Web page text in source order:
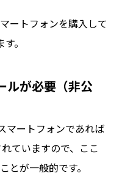
ートフォンを購入して
。
が必要（非公
マートフォンであれば
ていますので、ここ
とが一般的です。